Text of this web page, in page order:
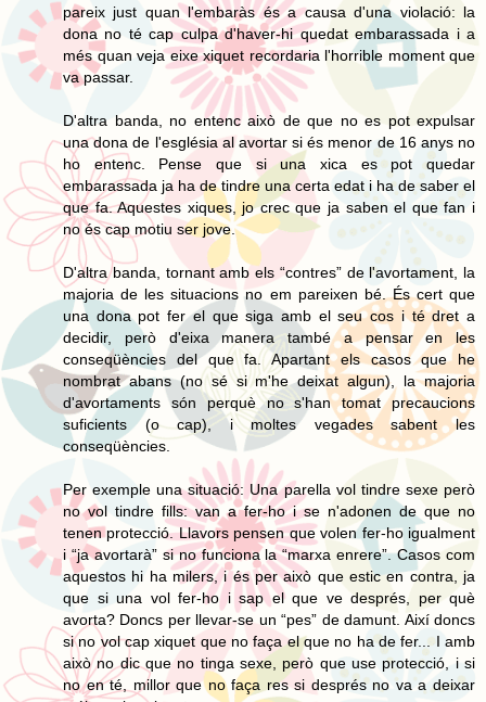
pareix just quan l'embaràs és a causa d'una violació: la
dona no té cap culpa d'haver-hi quedat embarassada i a
més quan veja eixe xiquet recordaria l'horrible moment que
va passar.
D'altra banda, no entenc això de que no es pot expulsar
una dona de l'església al avortar si és menor de 16 anys no
ho entenc. Pense que si una xica es pot quedar
embarassada ja ha de tindre una certa edat i ha de saber el
que fa. Aquestes xiques, jo crec que ja saben el que fan i
no és cap motiu ser jove.
D'altra banda, tornant amb els “contres” de l'avortament, la
majoria de les situacions no em pareixen bé. És cert que
una dona pot fer el que siga amb el seu cos i té dret a
decidir, però d'eixa manera també a pensar en les
conseqüències del que fa. Apartant els casos que he
nombrat abans (no sé si m'he deixat algun), la majoria
d'avortaments són perquè no s'han tomat precaucions
suficients (o cap), i moltes vegades sabent les
conseqüències.
Per exemple una situació: Una parella vol tindre sexe però
no vol tindre fills: van a fer-ho i se n'adonen de que no
tenen protecció. Llavors pensen que volen fer-ho igualment
i “ja avortarà” si no funciona la “marxa enrere”. Casos com
aquestos hi ha milers, i és per això que estic en contra, ja
que si una vol fer-ho i sap el que ve després, per què
avorta? Doncs per llevar-se un “pes” de damunt. Així doncs
si no vol cap xiquet que no faça el que no ha de fer... I amb
això no dic que no tinga sexe, però que use protecció, i si
no en té, millor que no faça res si després no va a deixar